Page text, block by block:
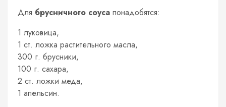
Для брусничного соуса понадобятся:
1 луковица,
1 ст. ложка растительного масла,
300 г. брусники,
100 г. сахара,
2 ст. ложки меда,
1 апельсин.